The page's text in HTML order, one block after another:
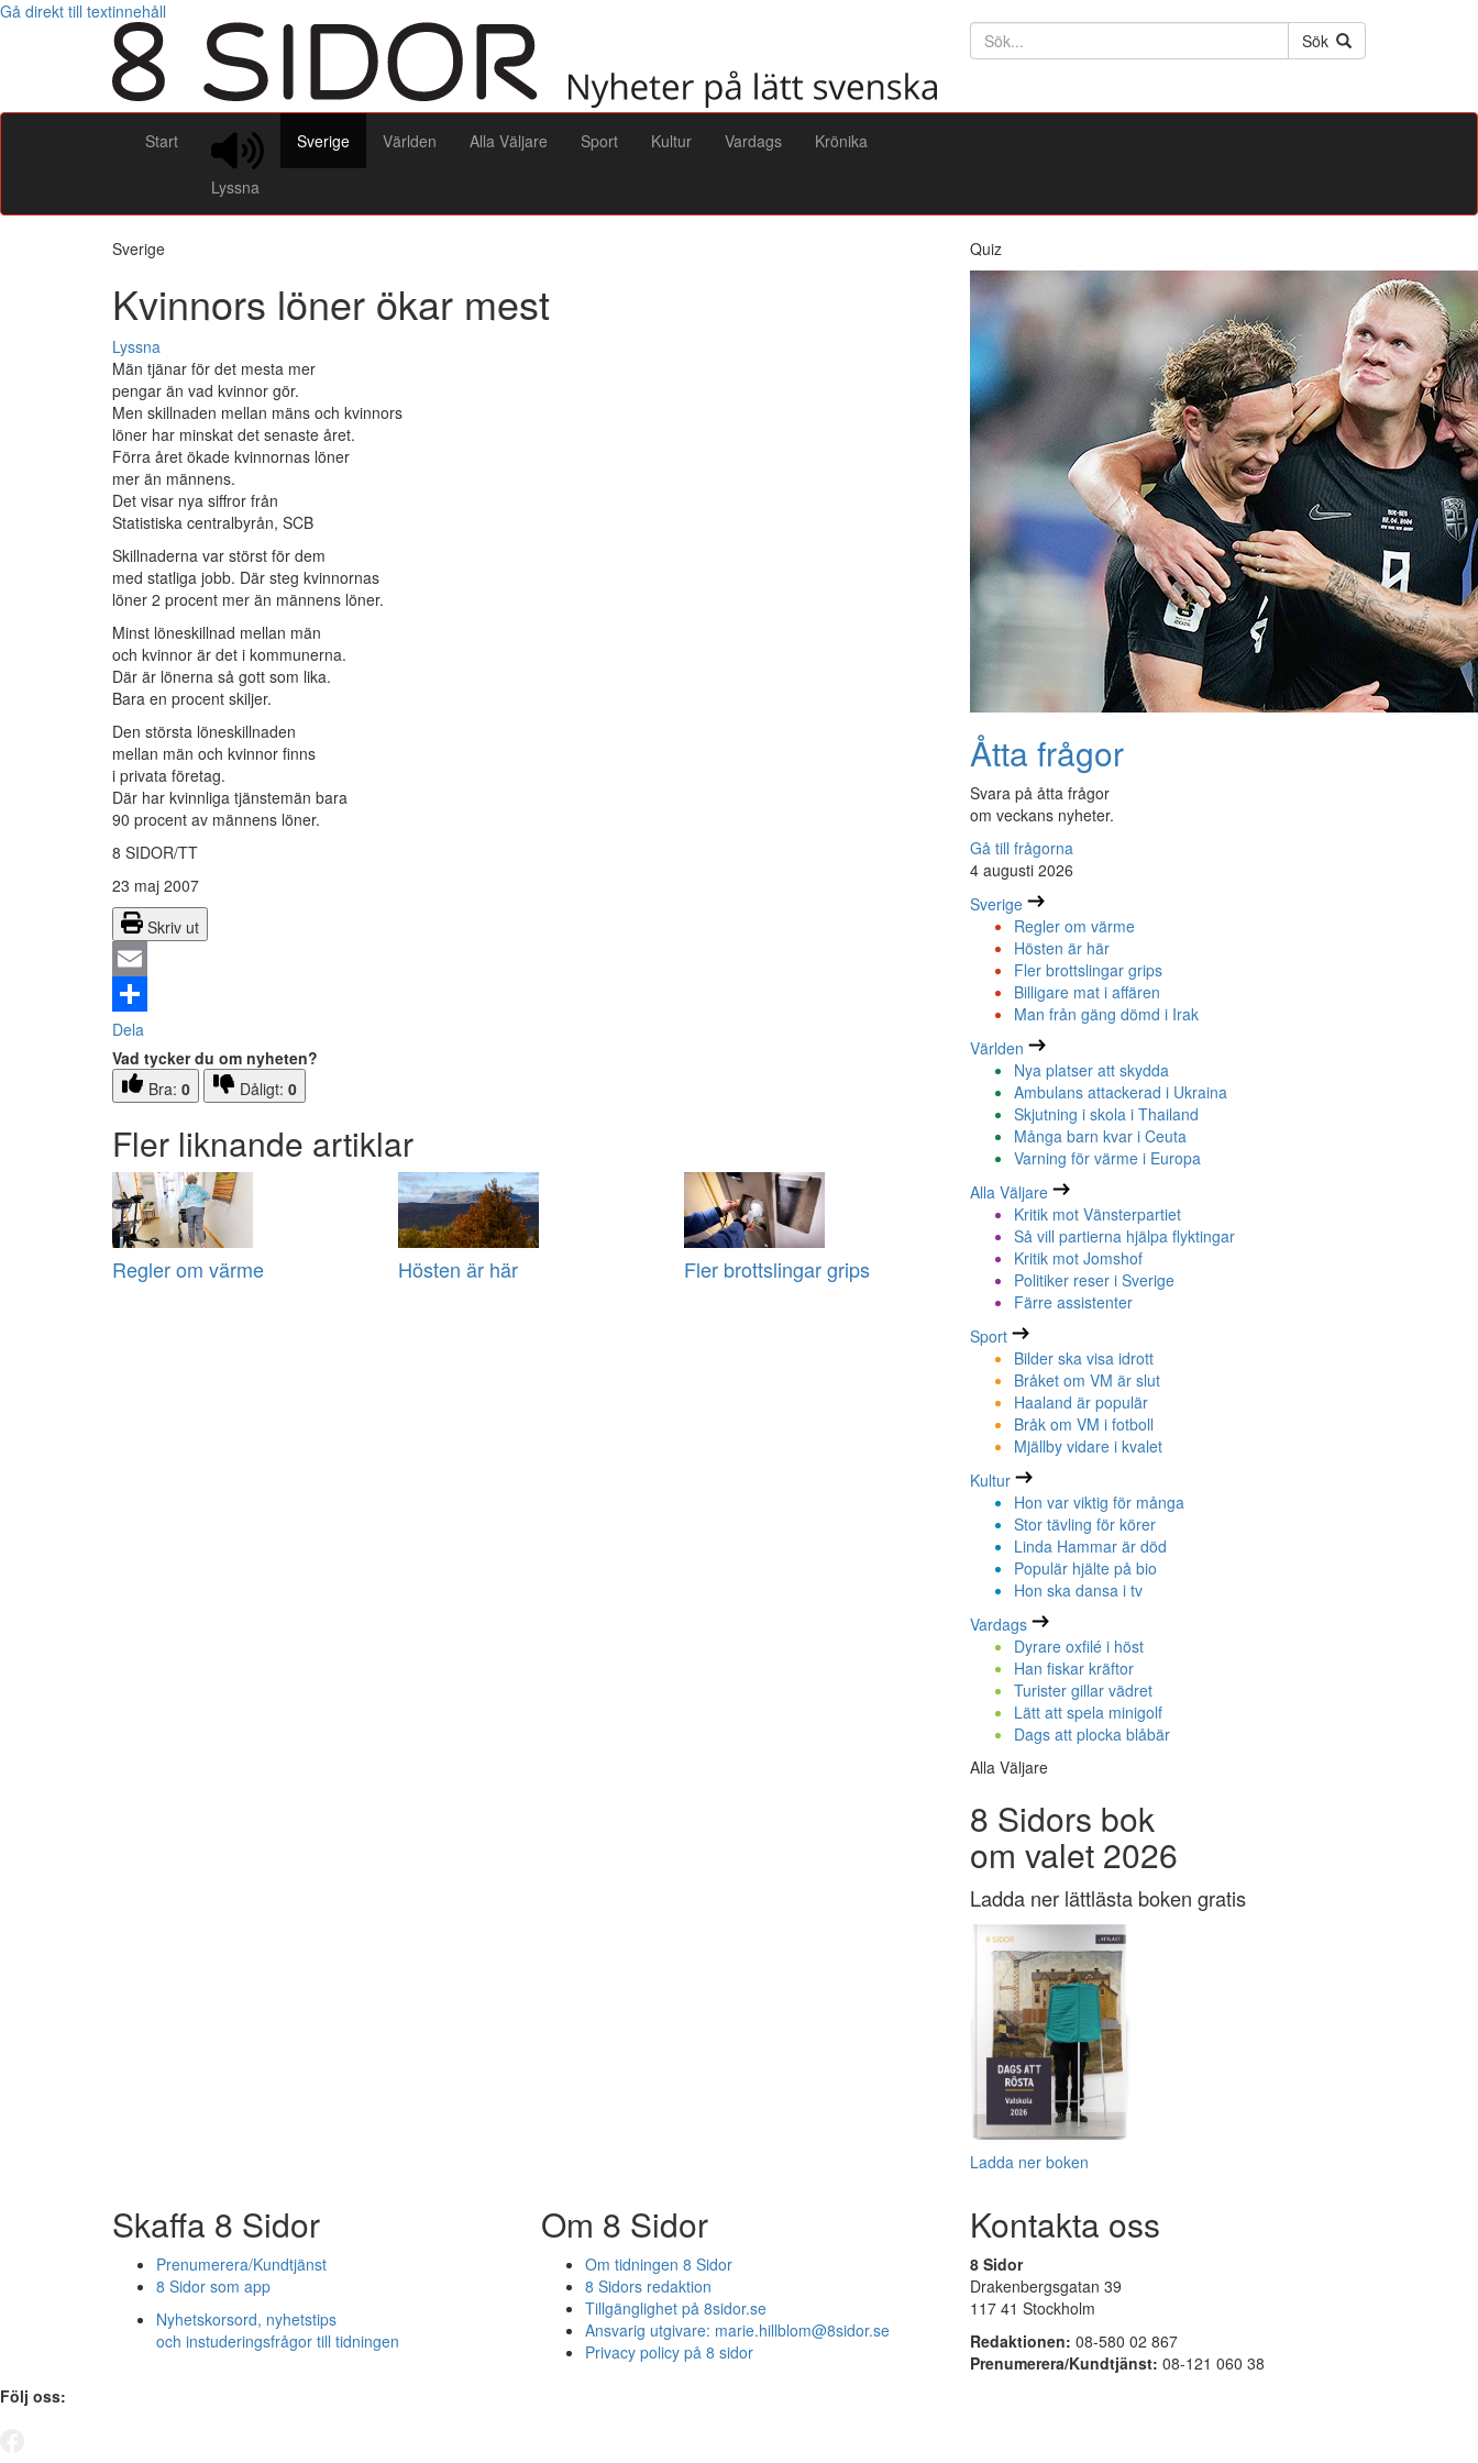
Gå direkt till textinnehåll
Söktext
Sök
Start
Lyssna
Sverige Världen Alla Väljare Sport Kultur Vardags Krönika
Sverige
Kvinnors löner ökar mest
Lyssna
Män tjänar för det mesta mer
pengar än vad kvinnor gör.
Men skillnaden mellan mäns och kvinnors
löner har minskat det senaste året.
Förra året ökade kvinnornas löner
mer än männens.
Det visar nya siffror från
Statistiska centralbyrån, SCB
Skillnaderna var störst för dem
med statliga jobb. Där steg kvinnornas
löner 2 procent mer än männens löner.
Minst löneskillnad mellan män
och kvinnor är det i kommunerna.
Där är lönerna så gott som lika.
Bara en procent skiljer.
Den största löneskillnaden
mellan män och kvinnor finns
i privata företag.
Där har kvinnliga tjänstemän bara
90 procent av männens löner.
8 SIDOR/TT
23 maj 2007
Skriv ut
Email
Dela
Vad tycker du om nyheten?
Bra: 0 Dåligt: 0
Fler liknande artiklar
Regler om värme Hösten är här Fler brottslingar grips
Quiz
Åtta frågor
Svara på åtta frågor
om veckans nyheter.
Gå till frågorna
4 augusti 2026
Sverige
Regler om värme
Hösten är här
Fler brottslingar grips
Billigare mat i affären
Man från gäng dömd i Irak
Världen
Nya platser att skydda
Ambulans attackerad i Ukraina
Skjutning i skola i Thailand
Många barn kvar i Ceuta
Varning för värme i Europa
Alla Väljare
Kritik mot Vänsterpartiet
Så vill partierna hjälpa flyktingar
Kritik mot Jomshof
Politiker reser i Sverige
Färre assistenter
Sport
Bilder ska visa idrott
Bråket om VM är slut
Haaland är populär
Bråk om VM i fotboll
Mjällby vidare i kvalet
Kultur
Hon var viktig för många
Stor tävling för körer
Linda Hammar är död
Populär hjälte på bio
Hon ska dansa i tv
Vardags
Dyrare oxfilé i höst
Han fiskar kräftor
Turister gillar vädret
Lätt att spela minigolf
Dags att plocka blåbär
Alla Väljare
8 Sidors bok
om valet 2026
Ladda ner lättlästa boken gratis
Ladda ner boken
Skaffa 8 Sidor
Prenumerera/Kundtjänst
8 Sidor som app
Nyhetskorsord, nyhetstips
och instuderingsfrågor till tidningen
Om 8 Sidor
Om tidningen 8 Sidor
8 Sidors redaktion
Tillgänglighet på 8sidor.se
Ansvarig utgivare: marie.hillblom@8sidor.se
Privacy policy på 8 sidor
Kontakta oss
8 Sidor
Drakenbergsgatan 39
117 41 Stockholm
Redaktionen: 08-580 02 867
Prenumerera/Kundtjänst: 08-121 060 38
Följ oss: